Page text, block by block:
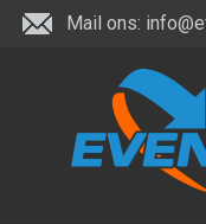
Mail ons: